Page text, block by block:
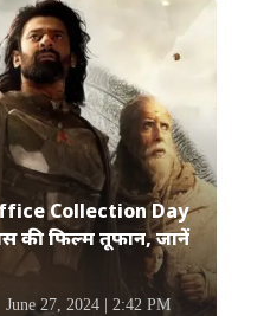
Collection Day
की फिल्म तूफान, जानें
June 27, 2024 | 2:42 PM